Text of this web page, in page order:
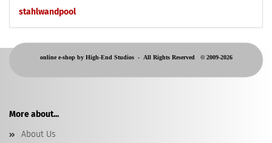
stahlwandpool
online e-shop by High-End Studios - All Rights Reserved © 2009-2026
More about...
About Us